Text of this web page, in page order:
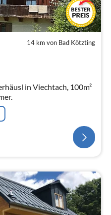
14 km von Bad Kötzting
in Viechtach, 100m²